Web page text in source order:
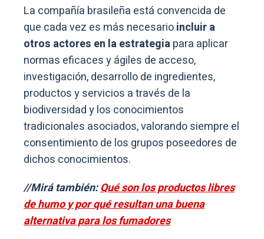
La compañía brasileña está convencida de
que cada vez es más necesarioincluir a
otros actores en la estrategiapara aplicar
normas eficaces y ágiles de acceso,
investigación, desarrollo de ingredientes,
productos y servicios a través de la
biodiversidad y los conocimientos
tradicionales asociados, valorando siempre el
consentimiento de los grupos poseedores de
dichos conocimientos.
//Mirá también:Qué son los productos libres
de humo y por qué resultan una buena
alternativa para los fumadores